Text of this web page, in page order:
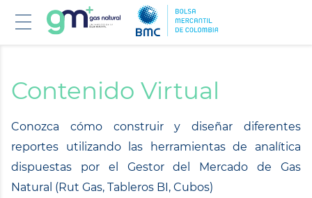
principal
Contenido Virtual
Conozca cómo construir y diseñar diferentes
reportes utilizando las herramientas de analítica
dispuestas por el Gestor del Mercado de Gas
Natural (Rut Gas, Tableros BI, Cubos)